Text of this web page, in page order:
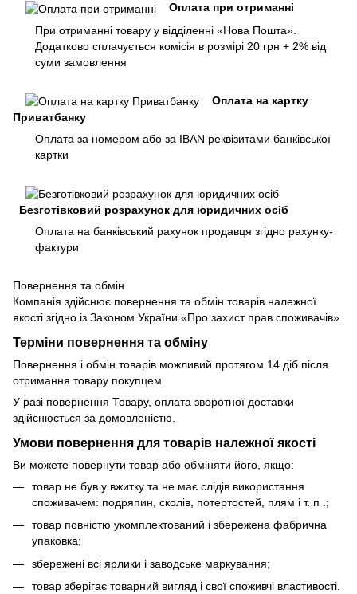
Оплата при отриманні
При отриманні товару у відділенні «Нова Пошта».
Додатково сплачується комісія в розмірі 20 грн + 2% від
суми замовлення
Оплата на картку
Приватбанку
Оплата за номером або за IBAN реквізитами банківської
картки
Безготівковий розрахунок для юридичних осіб
Оплата на банківський рахунок продавця згідно рахунку-
фактури
Повернення та обмін
Компанія здійснює повернення та обмін товарів належної
якості згідно із Законом України «Про захист прав споживачів».
Терміни повернення та обміну
Повернення і обмін товарів можливий протягом 14 діб після
отримання товару покупцем.
У разі повернення Товару, оплата зворотної доставки
здійснюється за домовленістю.
Умови повернення для товарів належної якості
Ви можете повернути товар або обміняти його, якщо:
товар не був у вжитку та не має слідів використання
споживачем: подряпин, сколів, потертостей, плям і т. п .;
товар повністю укомплектований і збережена фабрична
упаковка;
збережені всі ярлики і заводське маркування;
товар зберігає товарний вигляд і свої споживчі властивості.